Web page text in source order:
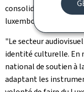
consolider le
luxembourgeois", a
"Le secteur
identité culturelle. En
national de soutien à
adaptant les